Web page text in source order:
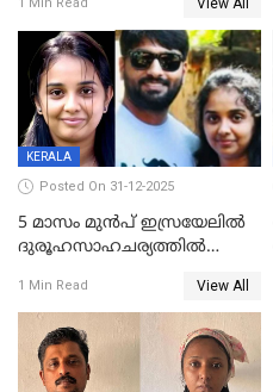
കിടപ്പുമുറിയില്‍ തൂങ്ങി മരിച്ച
നിലയിൽ
1 Min Read View All
KERALA
Posted On 31-12-2025
5 മാസം മുൻപ് ഇസ്രയേലിൽ
ദുരൂഹസാഹചര്യത്തിൽ
മലയാളി യുവാവിന്റെ ഭാര്യയും
മരിച്ചു
1 Min Read View All